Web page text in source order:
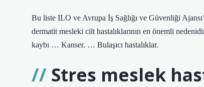
Bu liste ILO ve Avrupa İş Sağlığı ve Güvenliği
dermatit mesleki cilt hastalıklarının en önemli
kaybı … Kanser. … Bulaşıcı hastalıklar.
Stres meslek